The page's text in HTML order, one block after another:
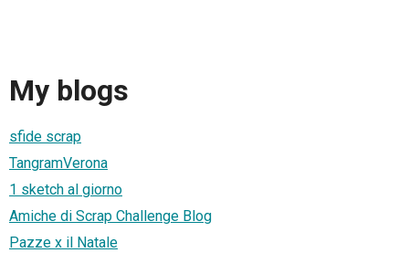
My blogs
sfide scrap
TangramVerona
1 sketch al giorno
Amiche di Scrap Challenge Blog
Pazze x il Natale